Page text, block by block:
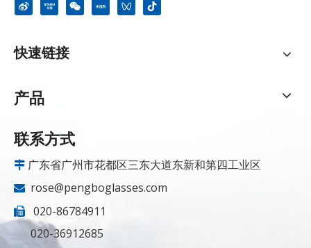
快速链接
产品
联系方式
 广东省广州市花都区三东大道东新和第四工业区
 rose@pengboglasses.com

020-86784911
020-36912685